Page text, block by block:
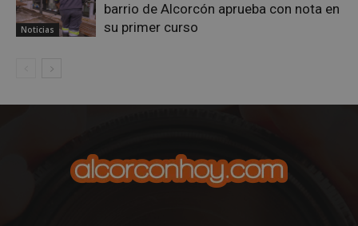
Noticias
barrio de Alcorcón aprueba con nota en
su primer curso